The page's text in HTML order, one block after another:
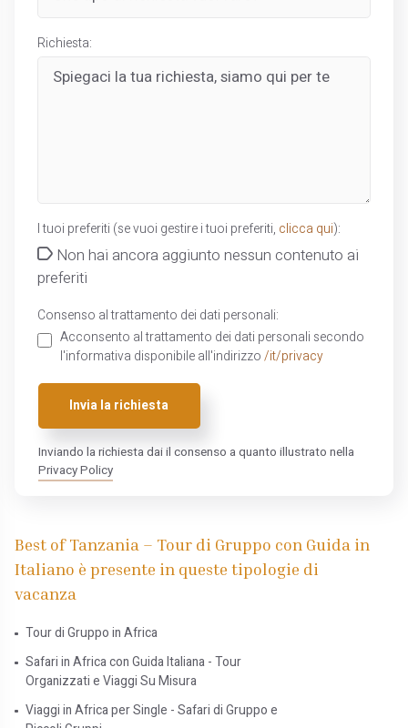
Richiesta:
I tuoi preferiti (se vuoi gestire i tuoi preferiti, clicca qui):
Non hai ancora aggiunto nessun contenuto ai
preferiti
Consenso al trattamento dei dati personali:
Acconsento al trattamento dei dati personali secondo
l'informativa disponibile all'indirizzo /it/privacy
Invia la richiesta
Inviando la richiesta dai il consenso a quanto illustrato nella
Privacy Policy
Best of Tanzania – Tour di Gruppo con Guida in
Italiano è presente in queste tipologie di
vacanza
Tour di Gruppo in Africa
Safari in Africa con Guida Italiana - Tour
Organizzati e Viaggi Su Misura
Viaggi in Africa per Single - Safari di Gruppo e